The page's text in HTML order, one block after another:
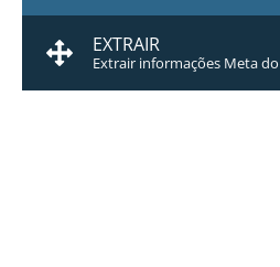
EXTRAIR
Extrair informações Meta